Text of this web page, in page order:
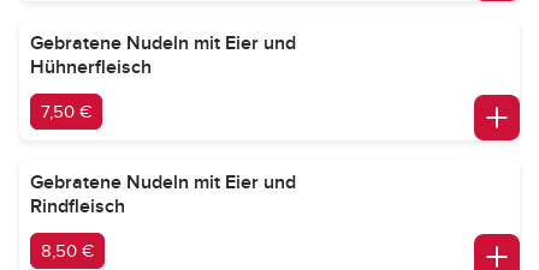
Gebratene Nudeln mit Eier und
Hühnerfleisch
7,50 €
Gebratene Nudeln mit Eier und
Rindfleisch
8,50 €